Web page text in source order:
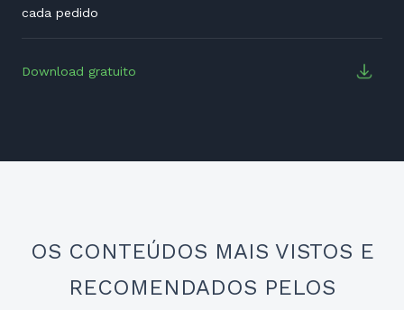
cada pedido
Download gratuito
OS CONTEÚDOS MAIS VISTOS E
RECOMENDADOS PELOS